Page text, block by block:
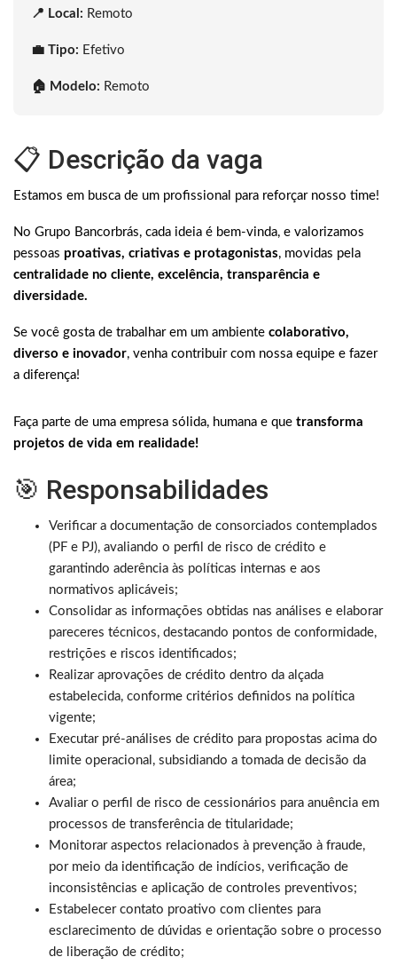
📍 Local: Remoto
💼 Tipo: Efetivo
🏠 Modelo: Remoto
📋 Descrição da vaga
Estamos em busca de um profissional para reforçar nosso time!
No Grupo Bancorbrás, cada ideia é bem-vinda, e valorizamos
pessoas proativas, criativas e protagonistas, movidas pela
centralidade no cliente, excelência, transparência e
diversidade.
Se você gosta de trabalhar em um ambiente colaborativo,
diverso e inovador, venha contribuir com nossa equipe e fazer
a diferença!
Faça parte de uma empresa sólida, humana e que transforma
projetos de vida em realidade!
🎯 Responsabilidades
Verificar a documentação de consorciados contemplados
(PF e PJ), avaliando o perfil de risco de crédito e
garantindo aderência às políticas internas e aos
normativos aplicáveis;
Consolidar as informações obtidas nas análises e elaborar
pareceres técnicos, destacando pontos de conformidade,
restrições e riscos identificados;
Realizar aprovações de crédito dentro da alçada
estabelecida, conforme critérios definidos na política
vigente;
Executar pré-análises de crédito para propostas acima do
limite operacional, subsidiando a tomada de decisão da
área;
Avaliar o perfil de risco de cessionários para anuência em
processos de transferência de titularidade;
Monitorar aspectos relacionados à prevenção à fraude,
por meio da identificação de indícios, verificação de
inconsistências e aplicação de controles preventivos;
Estabelecer contato proativo com clientes para
esclarecimento de dúvidas e orientação sobre o processo
de liberação de crédito;